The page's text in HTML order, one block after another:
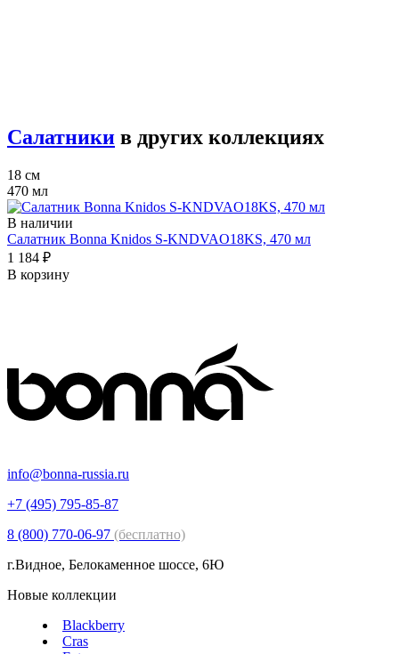
Салатники в других коллекциях
18 см
470 мл
В наличии
Салатник Bonna Knidos S-KNDVAO18KS, 470 мл
1 184 ₽
В корзину
info@bonna-russia.ru
+7 (495) 795-85-87
8 (800) 770-06-97 (бесплатно)
г.Видное, Белокаменное шоссе, 6Ю
Новые коллекции
Blackberry
Cras